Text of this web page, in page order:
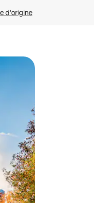
d'origine
en les faisant glisser.